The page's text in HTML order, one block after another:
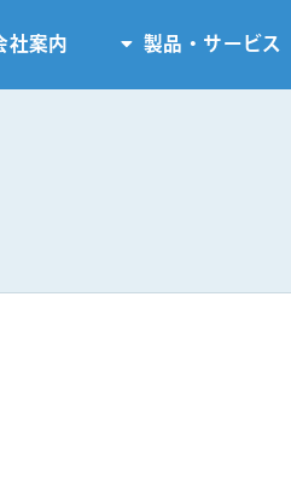
社案内 製品・サービス